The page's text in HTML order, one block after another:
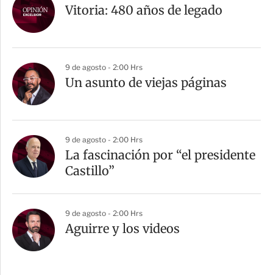
Vitoria: 480 años de legado
9 de agosto - 2:00 Hrs
Un asunto de viejas páginas
9 de agosto - 2:00 Hrs
La fascinación por “el presidente
Castillo”
9 de agosto - 2:00 Hrs
Aguirre y los videos